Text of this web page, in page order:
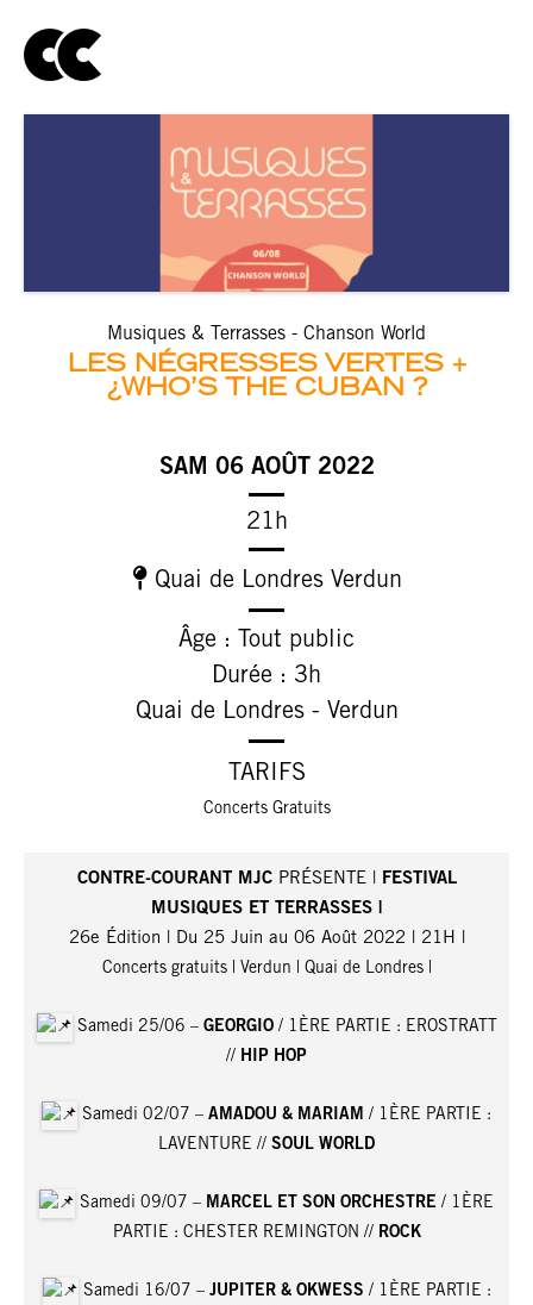
Musiques & Terrasses - Chanson World
LES NÉGRESSES VERTES
¿WHO’S THE CUBAN ?
SAM 06 AOÛT 2022
21h
Quai de Londres Verdun
Âge : Tout public
Durée : 3h
Quai de Londres - Verdun
TARIFS
Concerts Gratuits
CONTRE-COURANT MJCPRÉSENTE |
FESTIVAL
MUSIQUES ET TERRASSES |
26e Édition | Du 25 Juin au 06 Août 2022 | 21H |
Concerts gratuits | Verdun | Quai de Londres |
Samedi 25/06 – GEORGIO/ 1ÈRE PARTIE : EROSTRATT
// HIP HOP
Samedi 02/07 – AMADOU & MARIAM / 1ÈRE PARTIE :
LAVENTURE // SOUL WORLD
Samedi 09/07 – MARCEL ET SON ORCHESTRE / 1ÈRE
PARTIE : CHESTER REMINGTON // ROCK
Samedi 16/07 –JUPITER & OKWESS / 1ÈRE PARTIE :